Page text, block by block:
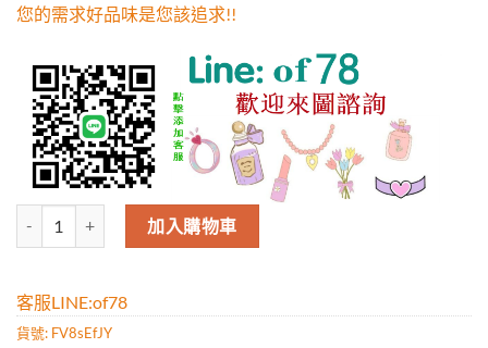
您的需求好品味是您該追求!!
高仿霍利斯特Hollister男款新款時尚休閑短袖T恤.好質量是您的需求
加入購物車
客服LINE:of78
貨號: FV8sEfJY